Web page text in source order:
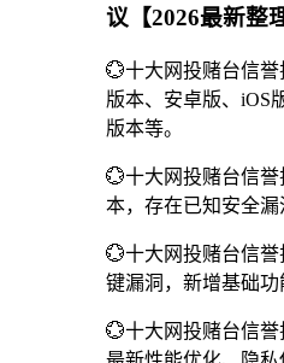
议【2026最新整
💮十大网投赌台信
版本、安卓版、iOS
版本等。
💮十大网投赌台信誉
本，存在已知安全漏
💮十大网投赌台信誉
键漏洞，新增基础功
💮十大网投赌台信誉